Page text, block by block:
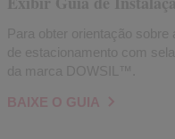
BAIXE O GUIA